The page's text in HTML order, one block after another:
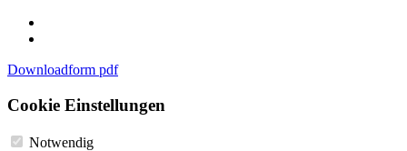
Downloadform pdf
Cookie Einstellungen
Notwendig